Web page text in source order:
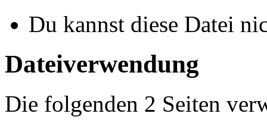
Du kannst diese Datei
Dateiverwendung
Die folgenden 2 Seiten